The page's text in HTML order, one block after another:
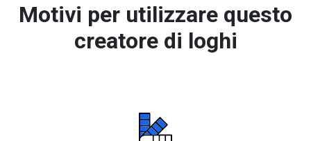
Motivi per utilizzare questo
creatore di loghi